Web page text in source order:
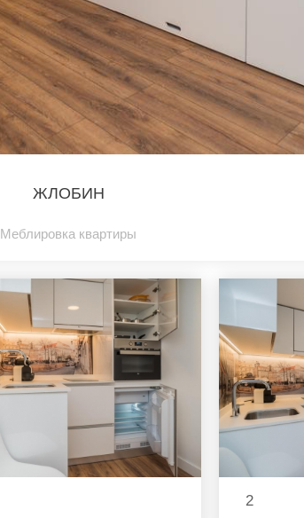
ЖЛОБИН
Меблировка квартиры
2